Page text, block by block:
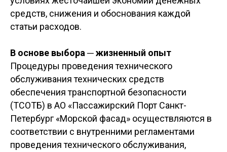
средств, снижения и обоснования каждой
статьи расходов.
В основе выбора ─ жизненный опыт
Процедуры проведения технического
обслуживания технических средств
обеспечения транспортной безопасности
(ТСОТБ) в АО «Пассажирский Порт Санкт-
Петербург «Морской фасад» осуществляются в
соответствии с внутренними регламентами
проведения технического обслуживания,